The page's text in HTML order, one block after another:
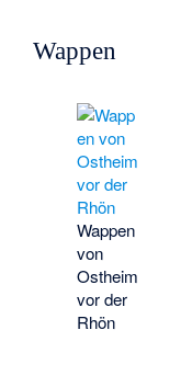
Wappen
Wappen
von
Ostheim
vor der
Rhön